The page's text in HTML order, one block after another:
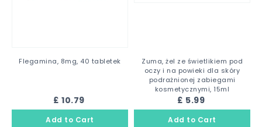
Flegamina, 8mg, 40 tabletek
£ 10.79
Zuma, żel ze świetlikiem pod
oczy i na powieki dla skóry
podrażnionej zabiegami
kosmetycznymi, 15ml
£ 5.99